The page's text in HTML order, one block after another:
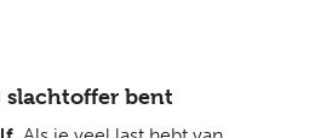
slachtoffer bent